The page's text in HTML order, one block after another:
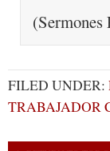
FILED UNDER:
TRABAJADOR